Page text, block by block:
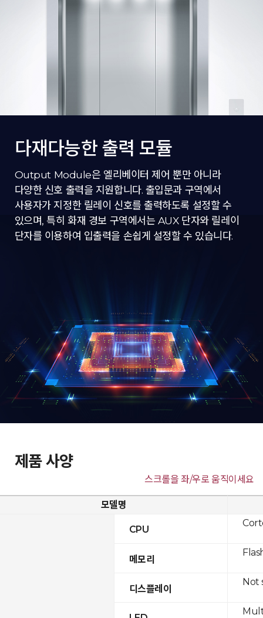
다재다능한 출력 모듈
Output Module은 엘리베이터 제어 뿐만 아니라
다양한 신호 출력을 지원합니다. 출입문과 구역에서
사용자가 지정한 릴레이 신호를 출력하도록 설정할 수
있으며, 특히 화재 경보 구역에서는 AUX 단자와 릴레이
단자를 이용하여 입출력을 손쉽게 설정할 수 있습니다.
제품 사양
스크롤을 좌/우로 움직이세요
모델명
CPU
메모리
디스플레이
Not